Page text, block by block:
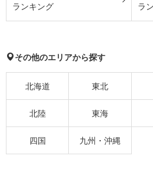
ランキング
ラ
その他のエリアから探す
北海道 東北
北陸 東海
四国 九州・沖縄